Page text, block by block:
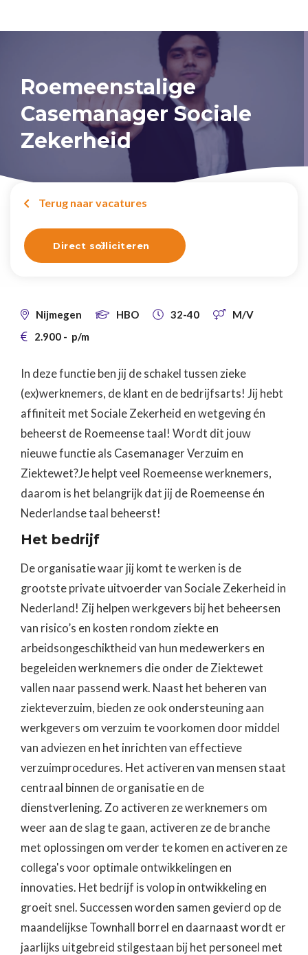
Roemeenstalige
Casemanager Sociale
Zekerheid
 Terug naar vacatures
Direct solliciteren

 Nijmegen  HBO  32-40  M/V
 2.900 - p/m
In deze functie ben jij de schakel tussen zieke
(ex)werknemers, de klant en de bedrijfsarts! Jij hebt
affiniteit met Sociale Zekerheid en wetgeving én
beheerst de Roemeense taal! Wordt dit jouw
nieuwe functie als Casemanager Verzuim en
Ziektewet?Je helpt veel Roemeense werknemers,
daarom is het belangrijk dat jij de Roemeense én
Nederlandse taal beheerst!
Het bedrijf
De organisatie waar jij komt te werken is de
grootste private uitvoerder van Sociale Zekerheid in
Nederland! Zij helpen werkgevers bij het beheersen
van risico’s en kosten rondom ziekte en
arbeidsongeschiktheid van hun medewerkers en
begeleiden werknemers die onder de Ziektewet
vallen naar passend werk. Naast het beheren van
ziekteverzuim, bieden ze ook ondersteuning aan
werkgevers om verzuim te voorkomen door middel
van adviezen en het inrichten van effectieve
verzuimprocedures. Het activeren van mensen staat
centraal binnen de organisatie en de
dienstverlening. Zo activeren ze werknemers om
weer aan de slag te gaan, activeren ze de branche
met oplossingen om verder te komen en activeren ze
collega's voor optimale ontwikkelingen en
innovaties. Het bedrijf is volop in ontwikkeling en
groeit snel. Successen worden samen gevierd op de
maandelijkse Townhall borrel en daarnaast wordt er
jaarlijks uitgebreid stilgestaan bij het personeel met